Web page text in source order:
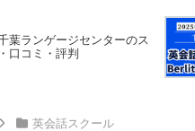
葉ランゲージセンターのス
口コミ・評判
英会話スクール